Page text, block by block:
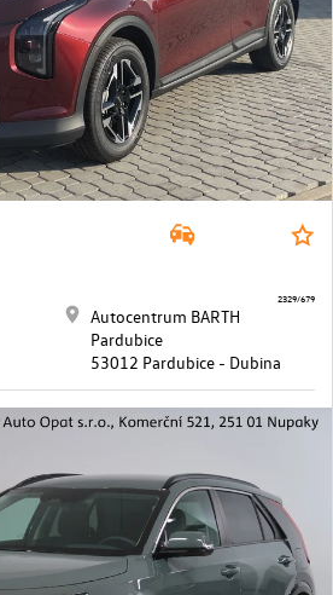
Autocentrum BARTH
Pardubice
53012 Pardubice - Dubina
2329/679